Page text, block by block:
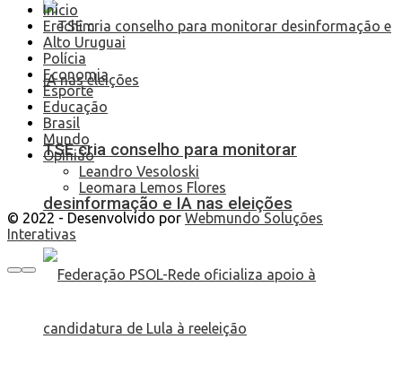
TSE cria conselho para monitorar
desinformação e IA nas eleições
Início
Erechim
Alto Uruguai
Polícia
Economia
Esporte
Educação
Brasil
Mundo
Opinião
Leandro Vesoloski
Leomara Lemos Flores
© 2022 - Desenvolvido por Webmundo Soluções
Interativas